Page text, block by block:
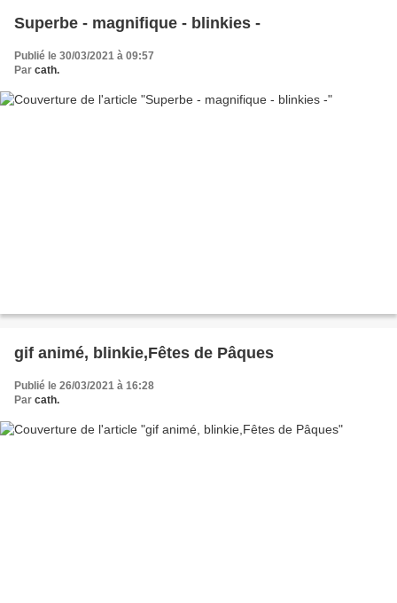
Superbe - magnifique - blinkies -
Publié le 30/03/2021 à 09:57
Par cath.
gif animé, blinkie,Fêtes de Pâques
Publié le 26/03/2021 à 16:28
Par cath.